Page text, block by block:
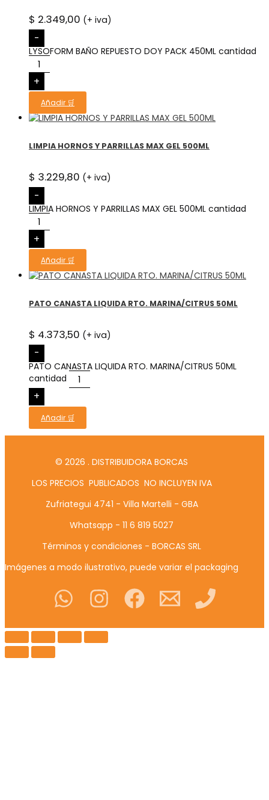
$ 2.349,00 (+ iva)
-
LYSOFORM BAÑO REPUESTO DOY PACK 450ML cantidad
+
Añadir 🛒
LIMPIA HORNOS Y PARRILLAS MAX GEL 500ML
$ 3.229,80 (+ iva)
-
LIMPIA HORNOS Y PARRILLAS MAX GEL 500ML cantidad
+
Añadir 🛒
PATO CANASTA LIQUIDA RTO. MARINA/CITRUS 50ML
$ 4.373,50 (+ iva)
-
PATO CANASTA LIQUIDA RTO. MARINA/CITRUS 50ML
cantidad
+
Añadir 🛒
© 2026 . DISTRIBUIDORA BORCAS
LOS PRECIOS PUBLICADOS NO INCLUYEN IVA
Zufriategui 4741 - Villa Martelli - GBA
Whatsapp - 11 6 819 5027
Términos y condiciones - BORCAS SRL
Imágenes a modo ilustrativo, puede variar el packaging